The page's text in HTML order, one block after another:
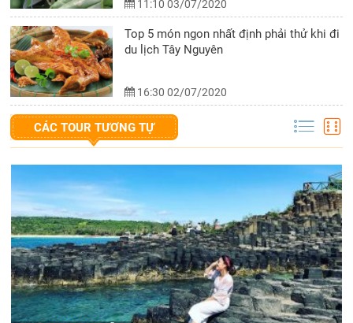
11:10 03/07/2020
Top 5 món ngon nhất định phải thử khi đi
du lịch Tây Nguyên
16:30 02/07/2020
CÁC TOUR TƯƠNG TỰ